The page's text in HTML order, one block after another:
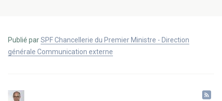
Publié parSPF Chancellerie du Premier Ministre - Direction
générale Communication externe